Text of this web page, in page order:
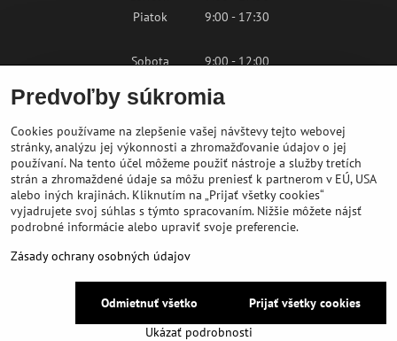
Piatok
9:00 - 17:30
Sobota
9:00 - 12:00
Kontaktujte nás
shop@bikepeak.sk
+421 46 549 23 32
Navigovať do predajne
© 2026 BIKE PEAK
Zásady ochrany osobných údajov
Vytvorené pomocou:BiznisWeb.sk
Predvoľby súkromia
Cookies používame na zlepšenie vašej návštevy tejto webovej
stránky, analýzu jej výkonnosti a zhromažďovanie údajov o jej
používaní. Na tento účel môžeme použiť nástroje a služby tretích
strán a zhromaždené údaje sa môžu preniesť k partnerom v EÚ, USA
alebo iných krajinách. Kliknutím na „Prijať všetky cookies“
vyjadrujete svoj súhlas s týmto spracovaním. Nižšie môžete nájsť
podrobné informácie alebo upraviť svoje preferencie.
Zásady ochrany osobných údajov
Ukázať podrobnosti
Prijať všetky cookies
Odmietnuť všetko